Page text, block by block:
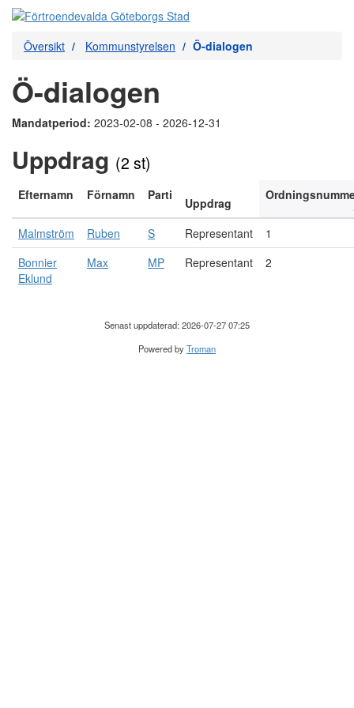
Översikt Kommunstyrelsen Ö-dialogen
Ö-dialogen
Mandatperiod: 2023-02-08 - 2026-12-31
Uppdrag (2 st)
Efternamn Förnamn Parti
Uppdrag
Malmström Ruben S Representant
1
Bonnier
Eklund
Max MP Representant 2
Senast uppdaterad: 2026-07-27 07:25
Powered byTroman